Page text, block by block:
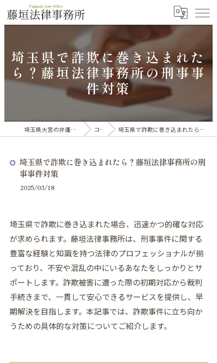
埼玉県で詐欺に巻き込まれた
ら？藤垣法律事務所の刑事事
件対策
埼玉県大宮の弁護士なら藤垣法律事務所 コラム 埼玉県で詐欺に巻き込まれたら？藤垣法律事務所の刑事事件対策
埼玉県で詐欺に巻き込まれたら？藤垣法律事務所の刑
事事件対策
2025/03/18
埼玉県で詐欺に巻き込まれた場合、迅速かつ的確な対応
が求められます。藤垣法律事務所は、刑事事件に関する
豊富な経験と知識を持つ法律のプロフェッショナルが揃
っており、不安や混乱の中にいるあなたをしっかりとサ
ポートします。詐欺被害に遭った際の初期対応から裁判
手続きまで、一貫して安心できるサービスを提供し、早
期解決を目指します。本記事では、詐欺事件に立ち向か
うための具体的な対策についてご紹介します。